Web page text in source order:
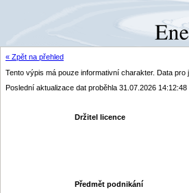
« Zpět na přehled
Tento výpis má pouze informativní charakter. Data
Poslední aktualizace dat proběhla 31.07.2026 14:12:48
Držitel licence
Předmět podnikání